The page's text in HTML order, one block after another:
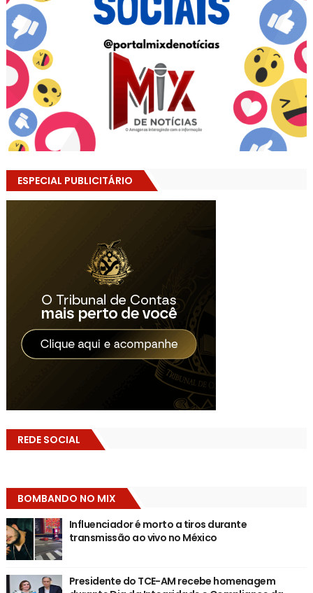
ESPECIAL PUBLICITÁRIO
REDE SOCIAL
BOMBANDO NO MIX
Influenciador é morto a tiros durante
transmissão ao vivo no México
Presidente do TCE-AM recebe homenagem